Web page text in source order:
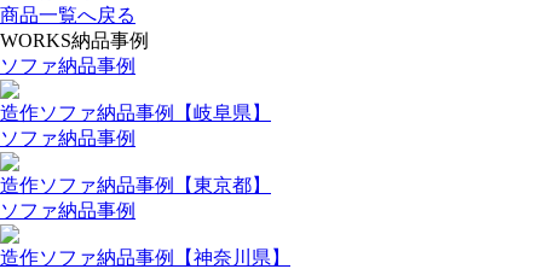
商品一覧へ戻る
WORKS納品事例
ソファ納品事例
造作ソファ納品事例【岐阜県】
ソファ納品事例
造作ソファ納品事例【東京都】
ソファ納品事例
造作ソファ納品事例【神奈川県】